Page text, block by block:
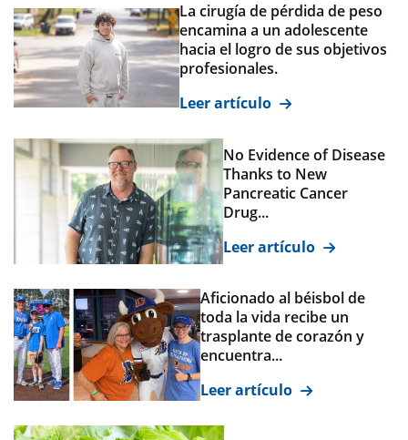
La cirugía de pérdida de peso
encamina a un adolescente
hacia el logro de sus objetivos
profesionales.
Leer artículo
No Evidence of Disease
Thanks to New
Pancreatic Cancer
Drug...
Leer artículo
Aficionado al béisbol de
toda la vida recibe un
trasplante de corazón y
encuentra...
Leer artículo